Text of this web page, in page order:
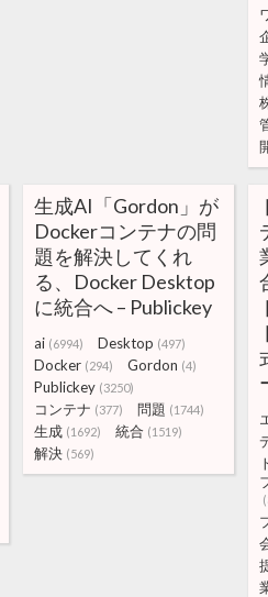
生成AI「Gordon」が
Dockerコンテナの問
題を解決してくれ
る、Docker Desktop
に統合へ – Publickey
ai (6994) Desktop (497)
Docker (294) Gordon (4)
Publickey (3250)
コンテナ (377) 問題 (1744)
生成 (1692) 統合 (1519)
解決 (569)